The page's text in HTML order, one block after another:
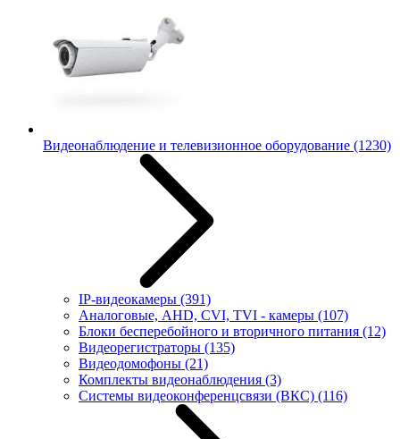
Видеонаблюдение и телевизионное оборудование (1230)
IP-видеокамеры (391)
Аналоговые, AHD, CVI, TVI - камеры (107)
Блоки бесперебойного и вторичного питания (12)
Видеорегистраторы (135)
Видеодомофоны (21)
Комплекты видеонаблюдения (3)
Системы видеоконференцсвязи (ВКС) (116)